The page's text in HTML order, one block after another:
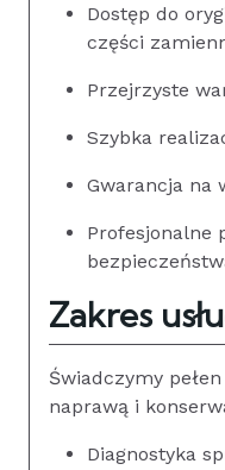
Dostęp do
części
Przejrzyste
Szybka
Gwarancja na
Profesjonalne
Zakres
Świadczymy
naprawą i
Diagnostyka